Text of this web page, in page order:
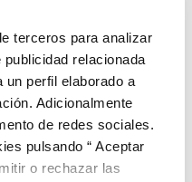
terceros para analizar
relacionada
perfil elaborado a
Adicionalmente
de redes sociales.
pulsando “ Aceptar
o rechazar las
para atender
en los
la DANA